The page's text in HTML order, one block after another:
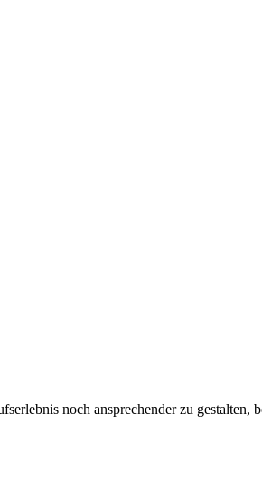
noch ansprechender zu gestalten,